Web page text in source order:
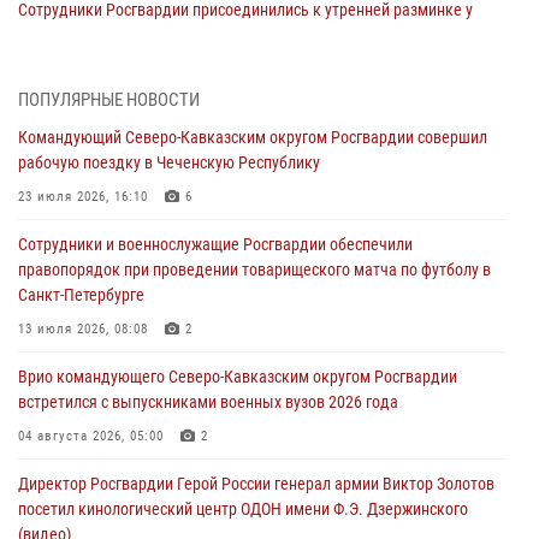
Сотрудники Росгвардии присоединились к утренней разминке у
в честь юбилея ведомства
08 августа 2026, 09:03
медицины с учетом опыта СВО
08 августа 2026, 09:00 2
В Кабардино-Балкарии сотрудники Росгвардии провели турнир по
08 августа 2026, 07:00
Военнослужащие Софринской бригады Росгвардии встретились с
дорогой к Победе в СВО» (видео)
2 1
ПОПУЛЯРНЫЕ НОВОСТИ
Командующий Северо-Кавказским округом Росгвардии совершил
рабочую поездку в Чеченскую Республику
23 июля 2026, 16:10 6
Сотрудники и военнослужащие Росгвардии обеспечили
правопорядок при проведении товарищеского матча по футболу в
Санкт-Петербурге
13 июля 2026, 08:08 2
Врио командующего Северо-Кавказским округом Росгвардии
встретился с выпускниками военных вузов 2026 года
04 августа 2026, 05:00 2
Директор Росгвардии Герой России генерал армии Виктор Золотов
посетил кинологический центр ОДОН имени Ф.Э. Дзержинского
(видео)